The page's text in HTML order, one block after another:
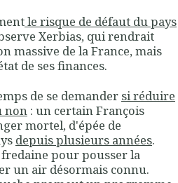
le risque de défaut du pays
Xerbias, qui rendrait
massive de la France, mais
de ses finances.
de se demander si réduire
non : un certain François
mortel, d'épée de
depuis plusieurs années.
fredaine pour pousser la
un air désormais connu.